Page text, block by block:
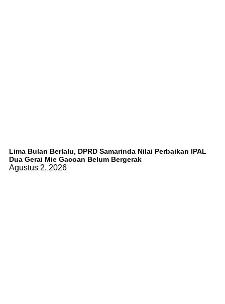
Lima Bulan Berlalu, DPRD Samarinda Nilai Perbaikan IPAL
Dua Gerai Mie Gacoan Belum Bergerak
Agustus 2, 2026